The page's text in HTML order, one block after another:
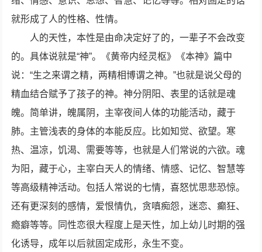
就形成了人的性格、性情。
人的天性，本性是由命决定好了的，一辈子不会改变
的。具体说就是“神”。《黄帝内经灵枢》《本神》篇中
说：“生之来谓之精，两精相博谓之神。”也就是说父母的
精血结合赋予了孩子的神。神分阴阳、表里的话就是魂
魄。简单讲，魄属阴，主宰夜间人体的功能活动，藏于
肺。主管浅表的身体的本能反应。比如知觉、欲望。寒
热、温凉，饥渴、需要等等，也就是人们常说的六欲。魂
为阳，藏于心，主宰白天人的情绪、情感、记忆、智慧等
等高级精神活动。包括人常说的七情，喜怒忧思悲恐惊。
还有更深刻的感情，爱恨情仇，贪嗔痴怨，迷恋、癫狂、
瘾癖等等。同性恋很大程度上是天性，加上幼儿时期的强
化诱导，成年以后就固定成形，永生不变。